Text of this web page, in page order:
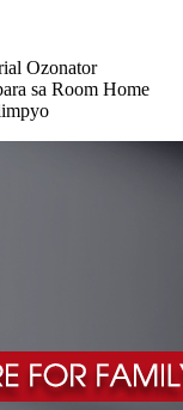
Ozonator
sa Room Home